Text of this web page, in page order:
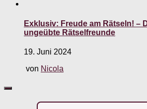
Exklusiv: Freude am Rätseln! –
ungeübte Rätselfreunde
19. Juni 2024
von Nicola